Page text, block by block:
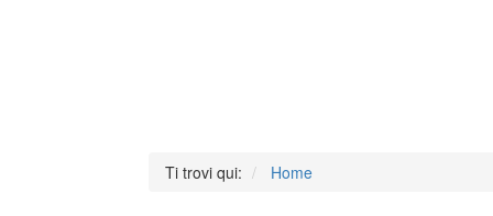
Ti trovi qui: Home